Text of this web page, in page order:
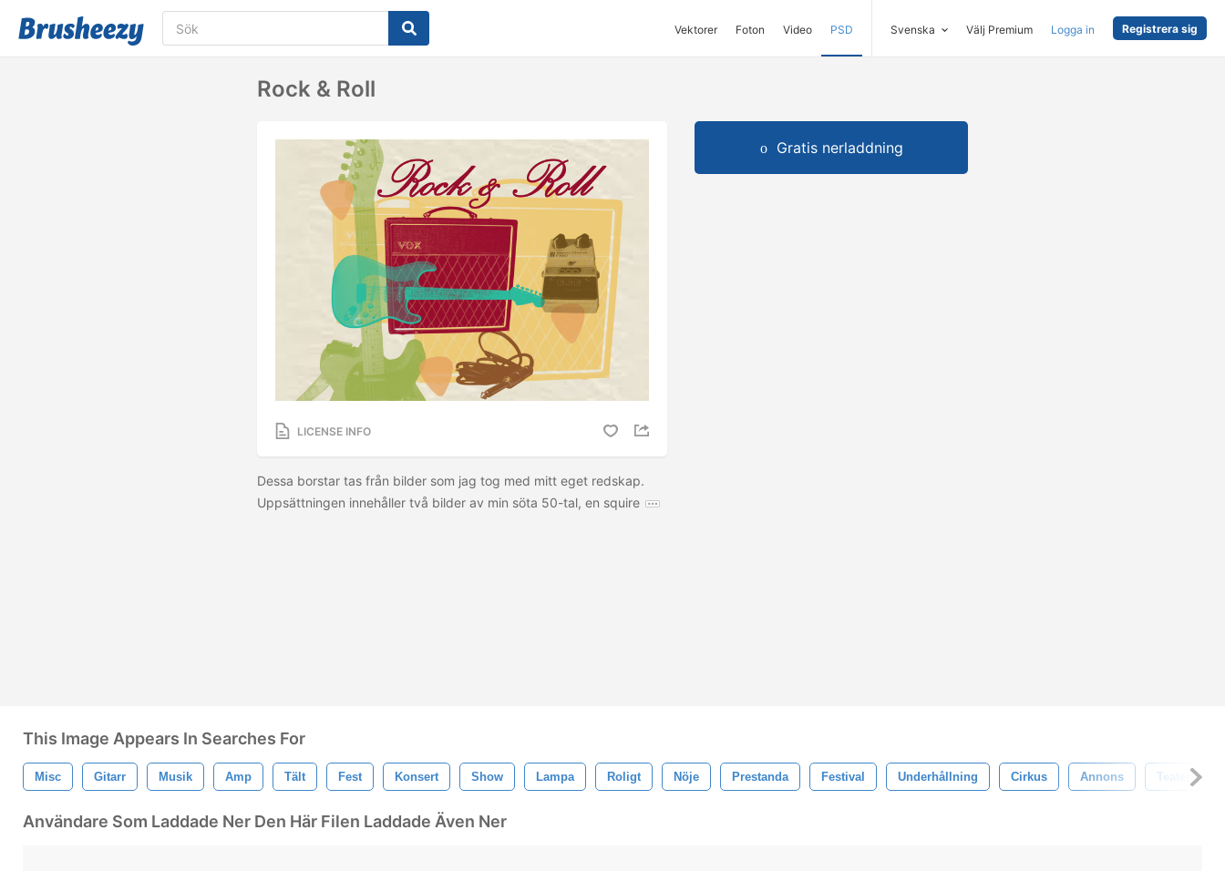
Vektorer Foton Video PSD Svenska Välj Premium Logga in Registrera sig
Rock & Roll
LICENSE INFO
Dessa borstar tas från bilder som jag tog med mitt eget redskap.
Uppsättningen innehåller två bilder av min söta 50-tal, en squire
Gratis nerladdning
This Image Appears In Searches For
Misc Gitarr Musik Amp Tält Fest Konsert Show Lampa Roligt Nöje Prestanda Festival Underhållning Cirkus Annons Teater
Användare Som Laddade Ner Den Här Filen Laddade Även Ner